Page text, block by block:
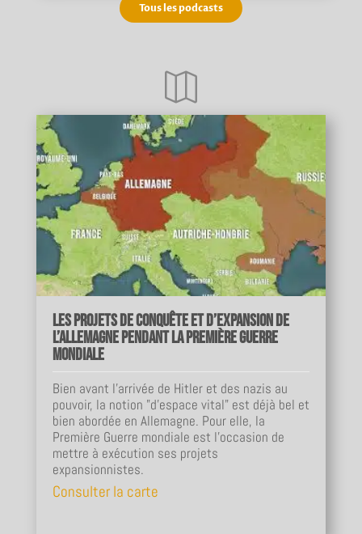
Tous les podcasts

Les projets de conquête et d’expansion de
l’Allemagne pendant la Première Guerre
mondiale
Bien avant l’arrivée de Hitler et des nazis au
pouvoir, la notion "d’espace vital" est déjà bel et
bien abordée en Allemagne. Pour elle, la
Première Guerre mondiale est l’occasion de
mettre à exécution ses projets
expansionnistes.
Consulter la carte